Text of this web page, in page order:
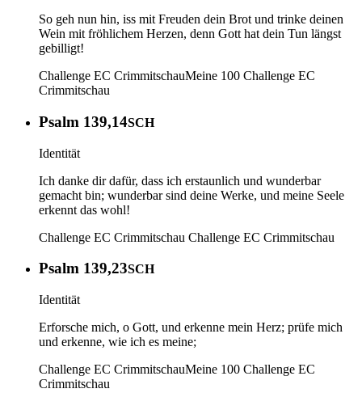
So geh nun hin, iss mit Freuden dein Brot und trinke deinen
Wein mit fröhlichem Herzen, denn Gott hat dein Tun längst
gebilligt!
Challenge EC CrimmitschauMeine 100 Challenge EC
Crimmitschau
Psalm 139,14SCH
Identität
Ich danke dir dafür, dass ich erstaunlich und wunderbar
gemacht bin; wunderbar sind deine Werke, und meine Seele
erkennt das wohl!
Challenge EC Crimmitschau Challenge EC Crimmitschau
Psalm 139,23SCH
Identität
Erforsche mich, o Gott, und erkenne mein Herz; prüfe mich
und erkenne, wie ich es meine;
Challenge EC CrimmitschauMeine 100 Challenge EC
Crimmitschau